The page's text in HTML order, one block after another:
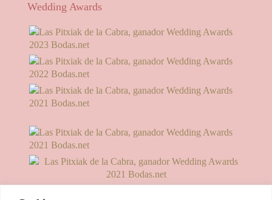
Wedding Awards